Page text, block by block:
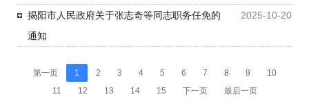
2025-10-20
揭阳市人民政府关于张志奇等同志职务任免的
通知
第一页 1 2 3 4 5 6 7 8 9
10
11
12 13 14 15 下一页 最后一页